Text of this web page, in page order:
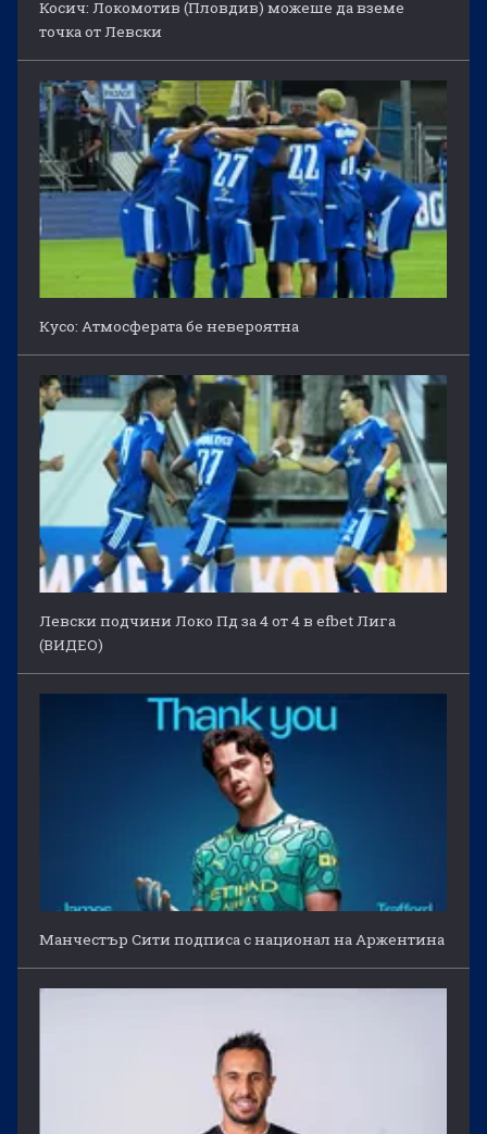
Косич: Локомотив (Пловдив) можеше да вземе
точка от Левски
Кусо: Атмосферата бе невероятна
Левски подчини Локо Пд за 4 от 4 в efbet Лига
(ВИДЕО)
Манчестър Сити подписа с национал на Аржентина